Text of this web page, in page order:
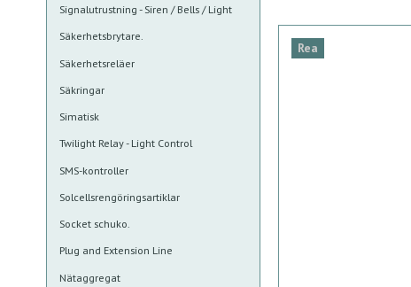
Signalutrustning - Siren / Bells / Light
Säkerhetsbrytare.
Säkerhetsreläer
Säkringar
Simatisk
Twilight Relay - Light Control
SMS-kontroller
Solcellsrengöringsartiklar
Socket schuko.
Plug and Extension Line
Nätaggregat
Rea